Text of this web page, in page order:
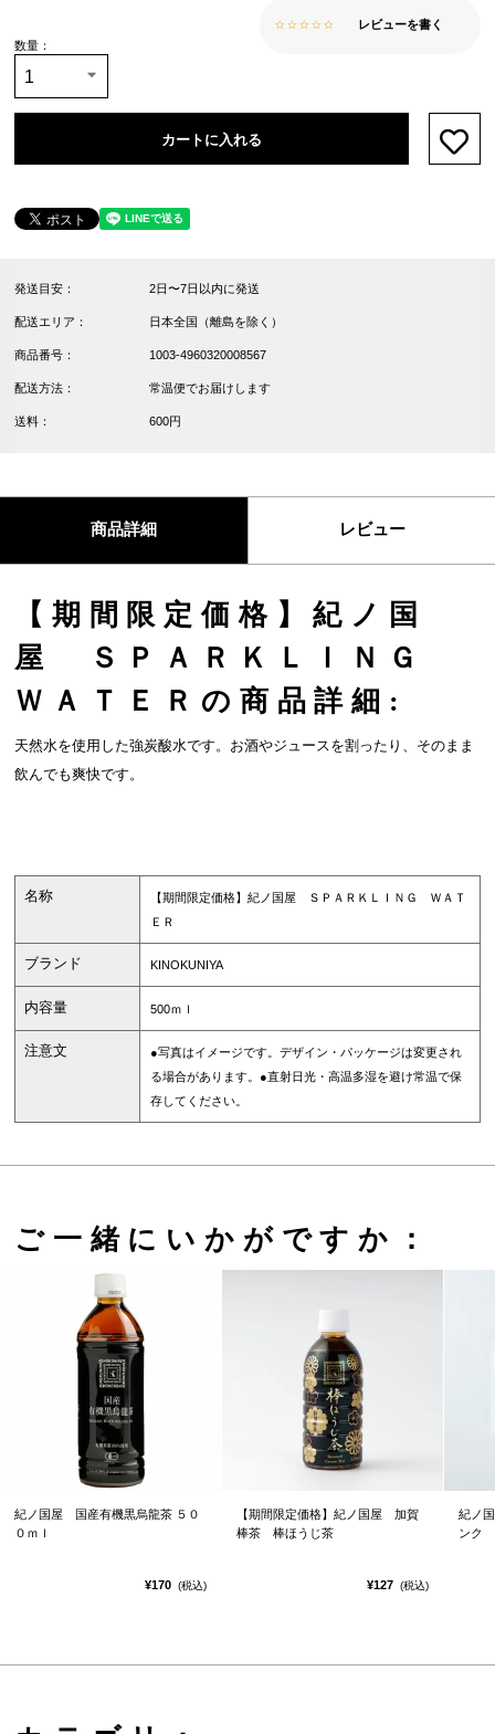
レビューを書く
カートに入れる
発送目安： 2日〜7日以内に発送
配送エリア： 日本全国（離島を除く）
商品番号： 1003-4960320008567
配送方法： 常温便でお届けします
送料： 600円
商品詳細 レビュー
【期間限定価格】紀ノ国
屋 ＳＰＡＲＫＬＩＮＧ
ＷＡＴＥＲの商品詳細:
天然水を使用した強炭酸水です。お酒やジュースを割ったり、そのまま
飲んでも爽快です。
名称
【期間限定価格】紀ノ国屋 ＳＰＡＲＫＬＩＮＧ ＷＡＴ
ＥＲ
ブランド KINOKUNIYA
内容量 500ｍｌ
注意文
●写真はイメージです。デザイン・パッケージは変更され
る場合があります。●直射日光・高温多湿を避け常温で保
存してください。
ご一緒にいかがですか：
紀ノ国屋 国産有機黒烏龍茶 ５０
０ｍｌ
¥170 (税込)
【期間限定価格】紀ノ国屋 加賀
棒茶 棒ほうじ茶
¥127 (税込)
紀ノ
ンク